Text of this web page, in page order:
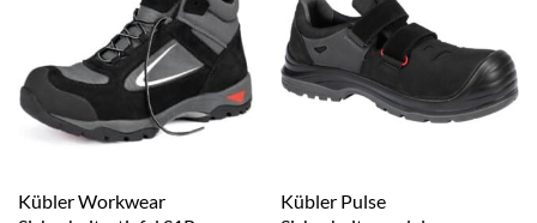
Kübler Workwear
Kübler Pulse